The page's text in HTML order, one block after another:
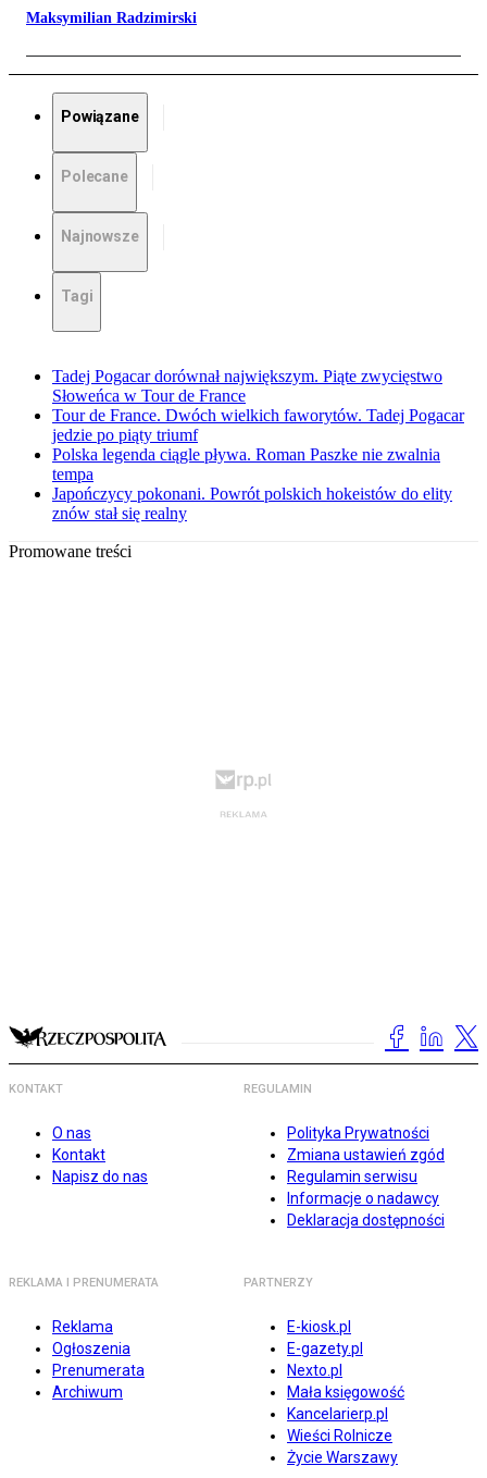
Maksymilian Radzimirski
Powiązane
Polecane
Najnowsze
Tagi
Tadej Pogacar dorównał największym. Piąte zwycięstwo
Słoweńca w Tour de France
Tour de France. Dwóch wielkich faworytów. Tadej Pogacar
jedzie po piąty triumf
Polska legenda ciągle pływa. Roman Paszke nie zwalnia
tempa
Japończycy pokonani. Powrót polskich hokeistów do elity
znów stał się realny
Promowane treści
KONTAKT
O nas
Kontakt
Napisz do nas
REGULAMIN
Polityka Prywatności
Zmiana ustawień zgód
Regulamin serwisu
Informacje o nadawcy
Deklaracja dostępności
REKLAMA I PRENUMERATA
Reklama
Ogłoszenia
Prenumerata
Archiwum
PARTNERZY
E-kiosk.pl
E-gazety.pl
Nexto.pl
Mała księgowość
Kancelarierp.pl
Wieści Rolnicze
Życie Warszawy